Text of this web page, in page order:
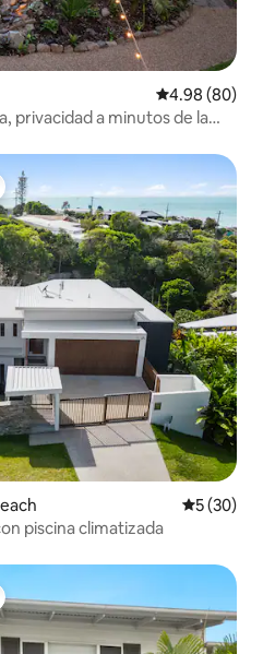
Calificación
4.98 (80)
privacidad a minutos de la
5 (30)
piscina climatizada